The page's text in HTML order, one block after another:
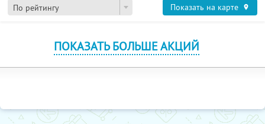
По рейтингу Показать на карте
ПОКАЗАТЬ БОЛЬШЕ АКЦИЙ